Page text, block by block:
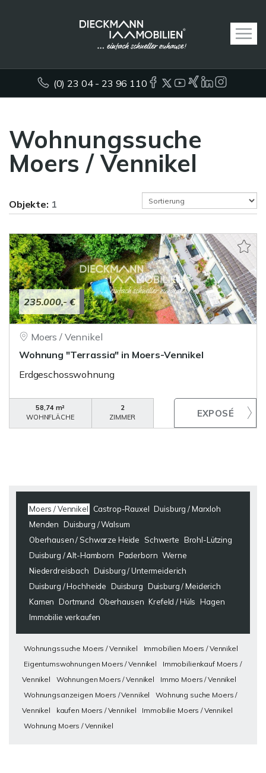
(0) 23 04 - 23 96 110
Wohnungssuche
Moers / Vennikel
Objekte: 1
235.000,- €
Moers / Vennikel
Wohnung "Terrassia" in Moers-Vennikel
Erdgeschosswohnung
58,74 m²
WOHNFLÄCHE
2
ZIMMER
Moers / Vennikel Castrop-Rauxel Duisburg / Marxloh
Menden Duisburg / Walsum
Oberhausen / Schwarze Heide
Schwerte Brohl-Lützing
Duisburg / Alt-Hamborn Paderborn Werne
Niederdreisbach Duisburg / Untermeiderich
Duisburg / Hochheide Duisburg Duisburg / Meiderich
Kamen Dortmund Oberhausen Krefeld / Hüls Hagen
Immobilie verkaufen
Wohnungssuche Moers / Vennikel
Immobilien Moers / Vennikel
Eigentumswohnungen Moers / Vennikel
Immobilienkauf Moers /
Vennikel
Wohnungen Moers / Vennikel
Immo Moers / Vennikel
Wohnungsanzeigen Moers / Vennikel
Wohnung suche Moers /
Vennikel
kaufen Moers / Vennikel
Immobilie Moers / Vennikel
Wohnung Moers / Vennikel